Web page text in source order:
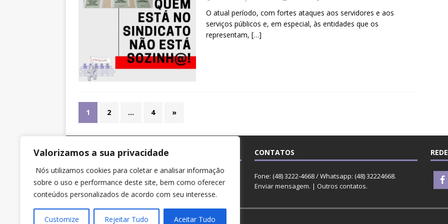
Valorizamos a sua privacidade
Nós utilizamos cookies para coletar e analisar informação
sobre o uso e performance deste site, bem como oferecer
conteúdos personalizados de acordo com seu interesse.
Customize Rejeitar Tudo Aceitar Tudo
O atual período, com fortes ataques aos servidores e aos
serviços públicos e, em especial, às entidades que os
representam, […]
1 2 … 4 »
SINTRAJUSC
Rua dos Ilhéus nº 118 Sobreloja – Sala 3 – Ed. Jorge
Daux, Centro, Florianópolis (SC). CEP 88010-560.
CONTATOS
Fone: (48) 3222-4668 / Whatsapp: (48) 32224668.
Enviar mensagem. | Outros contatos.
Copyright © 2023 Sintrajusc.